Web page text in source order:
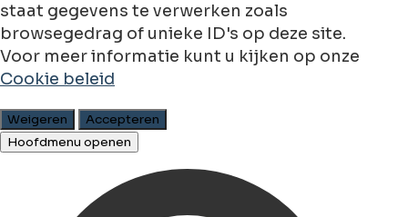
staat gegevens te verwerken zoals
browsegedrag of unieke ID's op deze site.
Voor meer informatie kunt u kijken op onze
Cookie beleid
Weigeren
Accepteren
Hoofdmenu openen